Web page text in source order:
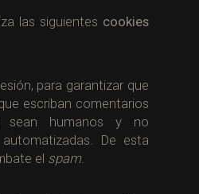
las siguientes cookies
para garantizar que
escriban comentarios
humanos y no
De esta
el spam.